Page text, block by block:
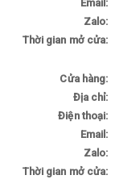
Email:
Zalo:
Thời gian mở cửa:
Cửa hàng:
Địa chỉ:
Điện thoại:
Email:
Zalo:
Thời gian mở cửa: